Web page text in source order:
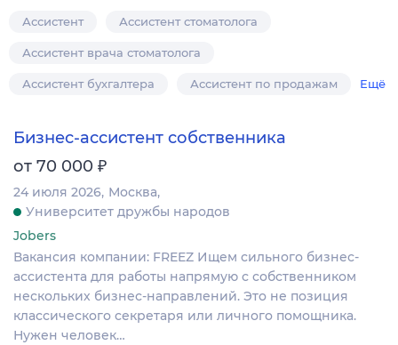
Ассистент Ассистент стоматолога
Ассистент врача стоматолога
Ассистент бухгалтера Ассистент по продажам Ещё
Бизнес-ассистент собственника
от 70 000 ₽
24 июля 2026 Москва
Университет дружбы народов
Jobers
Вакансия компании: FREEZ Ищем сильного бизнес-
ассистента для работы напрямую с собственником
нескольких бизнес-направлений. Это не позиция
классического секретаря или личного помощника.
Нужен человек…